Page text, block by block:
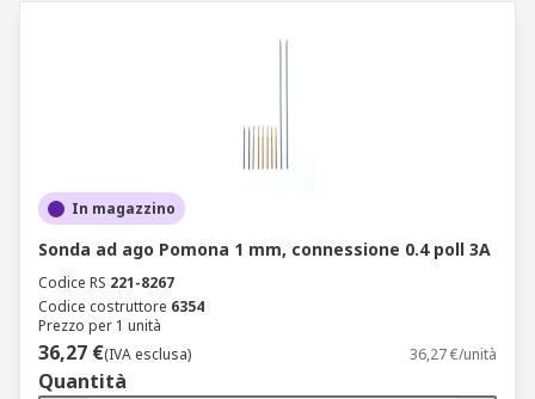
In magazzino
Sonda ad ago Pomona 1 mm, connessione 0.4 poll 3A
Codice RS 221-8267
Codice costruttore 6354
Prezzo per 1 unità
36,27 €(IVA esclusa) 36,27 €/unità
Quantità